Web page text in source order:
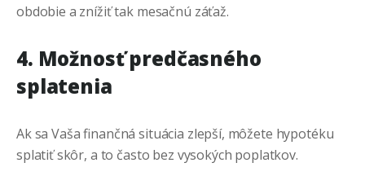
obdobie a znížiť tak mesačnú záťaž.
4. Možnosť predčasného
splatenia
Ak sa Vaša finančná situácia zlepší, môžete hypotéku
splatiť skôr, a to často bez vysokých poplatkov.